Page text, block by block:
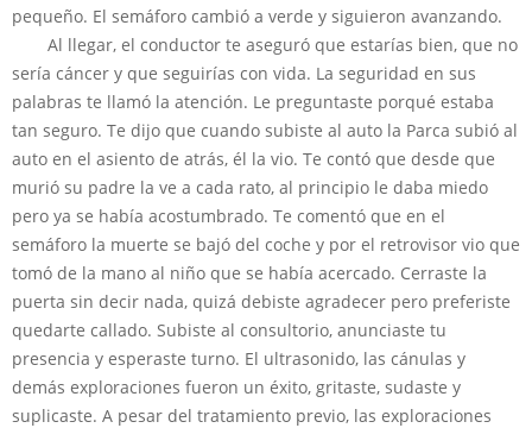
pequeño. El semáforo cambió a verde y siguieron avanzando.
Al llegar, el conductor te aseguró que estarías bien, que no
sería cáncer y que seguirías con vida. La seguridad en sus
palabras te llamó la atención. Le preguntaste porqué estaba
tan seguro. Te dijo que cuando subiste al auto la Parca subió al
auto en el asiento de atrás, él la vio. Te contó que desde que
murió su padre la ve a cada rato, al principio le daba miedo
pero ya se había acostumbrado. Te comentó que en el
semáforo la muerte se bajó del coche y por el retrovisor vio que
tomó de la mano al niño que se había acercado. Cerraste la
puerta sin decir nada, quizá debiste agradecer pero preferiste
quedarte callado. Subiste al consultorio, anunciaste tu
presencia y esperaste turno. El ultrasonido, las cánulas y
demás exploraciones fueron un éxito, gritaste, sudaste y
suplicaste. A pesar del tratamiento previo, las exploraciones